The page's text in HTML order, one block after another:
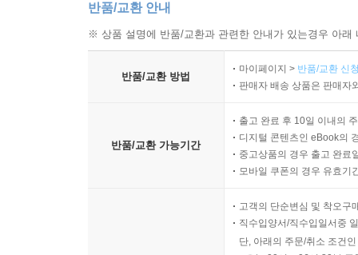
반품/교환 안내
※ 상품 설명에 반품/교환과 관련한 안내가 있는경우 아
반품/교환 방법
마이페이지 > 반품/교환 신
판매자 배송 상품은 판매자
반품/교환 가능기간
출고 완료 후 10일 이내의
디지털 콘텐츠인 eBook의
중고상품의 경우 출고 완료
모바일 쿠폰의 경우 유효기
고객의 단순변심 및 착오구
직수입양서/직수입일서중
단, 아래의 주문/취소 조건